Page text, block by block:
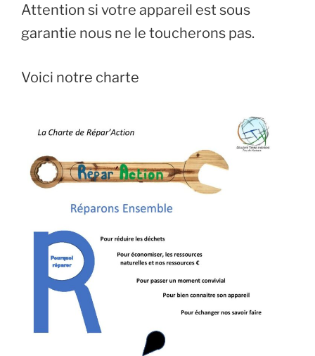
Attention si votre appareil est sous
garantie nous ne le toucherons pas.
Voici notre charte